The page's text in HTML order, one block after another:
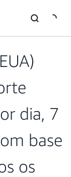
dia, 7
base
os